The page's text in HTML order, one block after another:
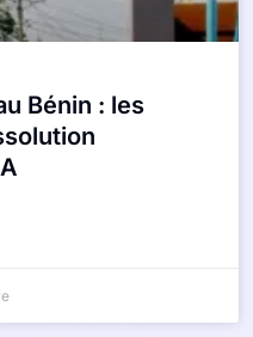
Bénin : les